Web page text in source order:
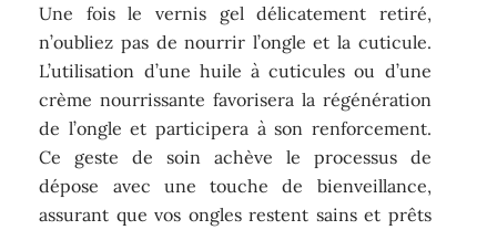
Une fois le vernis gel délicatement retiré,
n’oubliez pas de nourrir l’ongle et la cuticule.
L’utilisation d’une huile à cuticules ou d’une
crème nourrissante favorisera la régénération
de l’ongle et participera à son renforcement.
Ce geste de soin achève le processus de
dépose avec une touche de bienveillance,
assurant que vos ongles restent sains et prêts